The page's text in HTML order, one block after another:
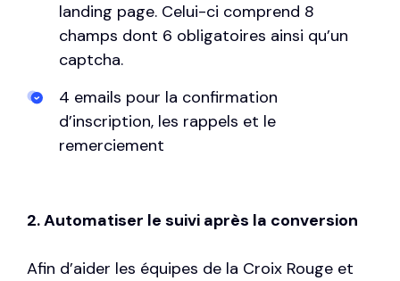
landing page. Celui-ci comprend 8
champs dont 6 obligatoires ainsi qu’un
captcha.
4 emails pour la confirmation
d’inscription, les rappels et le
remerciement
2. Automatiser le suivi après la conversion
Afin d’aider les équipes de la Croix Rouge et